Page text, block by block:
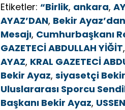
Etiketler: “Birlik, ankara,
AYAZ’DAN, Bekir
Mesajı, Cumhurbaşkanı
GAZETECİ ABDULLAH YİĞİT,
AYAZ, KRAL GAZETECİ
Bekir Ayaz, siyasetçi
Uluslararası Sporcu
Başkanı Bekir Ayaz, USSEN